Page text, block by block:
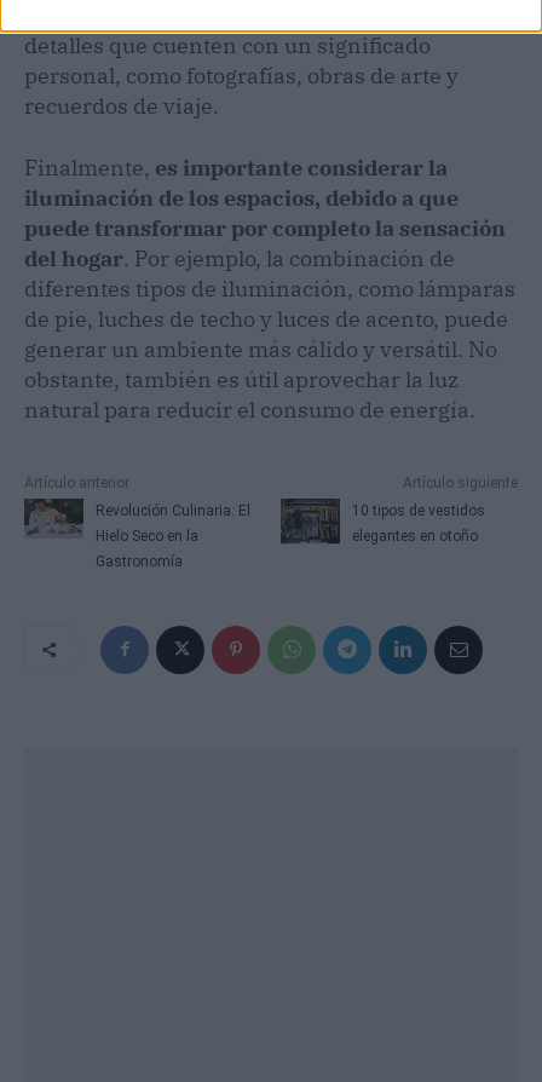
detalles que cuenten con un significado
personal, como fotografías, obras de arte y
recuerdos de viaje.
Finalmente, es importante considerar la
iluminación de los espacios, debido a que
puede transformar por completo la sensación
del hogar. Por ejemplo, la combinación de
diferentes tipos de iluminación, como lámparas
de pie, luches de techo y luces de acento, puede
generar un ambiente más cálido y versátil. No
obstante, también es útil aprovechar la luz
natural para reducir el consumo de energía.
Artículo anterior
Revolución Culinaria: El
Hielo Seco en la
Gastronomía
Artículo siguiente
10 tipos de vestidos
elegantes en otoño